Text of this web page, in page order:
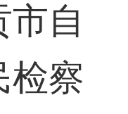
自
检察